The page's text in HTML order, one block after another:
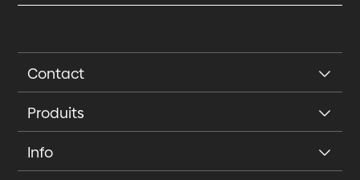
Contact
Produits
Info